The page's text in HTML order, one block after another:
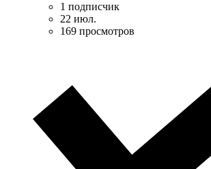
1 подписчик
22 июл.
169 просмотров